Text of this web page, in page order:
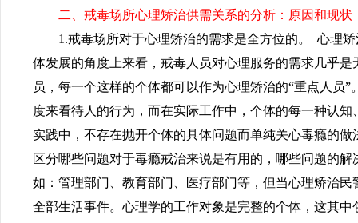
二、 戒毒场所心理矫治供需关系的分析：原因和现状
1.戒毒场所对于心理矫治的需求是全方位的。 心理
体发展的角度上来看，戒毒人员对心理服务的需求几乎
员，每一个这样的个体都可以作为心理矫治的“重点人员
度来看待人的行为，而在实际工作中，个体的每一种认
实践中，不存在抛开个体的具体问题而单纯关心毒瘾的
区分哪些问题对于毒瘾戒治来说是有用的，哪些问题的
如：管理部门、教育部门、医疗部门等，但当心理矫治
全部生活事件。心理学的工作对象是完整的个体，这其